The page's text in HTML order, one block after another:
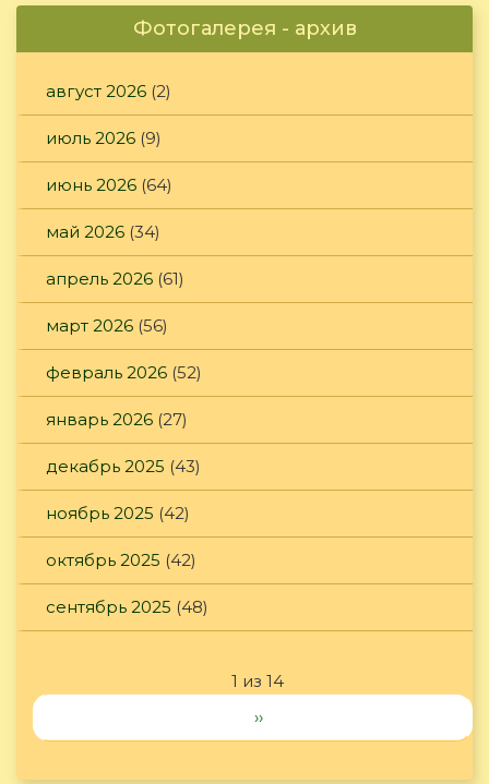
Фотогалерея - архив
август 2026 (2)
июль 2026 (9)
июнь 2026 (64)
май 2026 (34)
апрель 2026 (61)
март 2026 (56)
февраль 2026 (52)
январь 2026 (27)
декабрь 2025 (43)
ноябрь 2025 (42)
октябрь 2025 (42)
сентябрь 2025 (48)
1 из 14
››